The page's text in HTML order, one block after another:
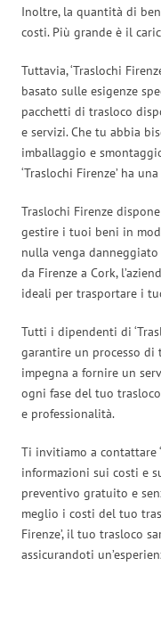
Inoltre, la quantità di
costi. Più grande è il
Tuttavia, ‘Traslochi
basato sulle esigenze
pacchetti di trasloco
e servizi. Che tu abbia
imballaggio e
‘Traslochi Firenze’ ha
Traslochi Firenze
gestire i tuoi beni in
nulla venga
da Firenze a Cork,
ideali per trasportare i
Tutti i dipendenti di
garantire un processo di
impegna a fornire un
ogni fase del tuo
e professionalità.
Ti invitiamo a contattare
informazioni sui costi e
preventivo gratuito e
meglio i costi del tuo
Firenze’, il tuo trasloco
assicurandoti